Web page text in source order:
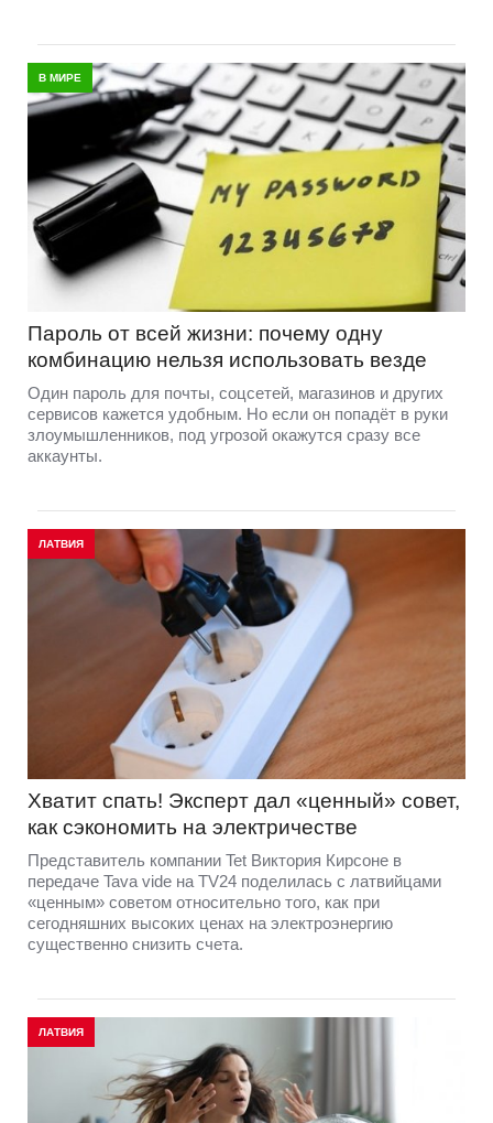
В МИРЕ
Пароль от всей жизни: почему одну
комбинацию нельзя использовать везде
Один пароль для почты, соцсетей, магазинов и других
сервисов кажется удобным. Но если он попадёт в руки
злоумышленников, под угрозой окажутся сразу все
аккаунты.
ЛАТВИЯ
Хватит спать! Эксперт дал «ценный» совет,
как сэкономить на электричестве
Представитель компании Tet Виктория Кирсоне в
передаче Tava vide на TV24 поделилась с латвийцами
«ценным» советом относительно того, как при
сегодняшних высоких ценах на электроэнергию
существенно снизить счета.
ЛАТВИЯ